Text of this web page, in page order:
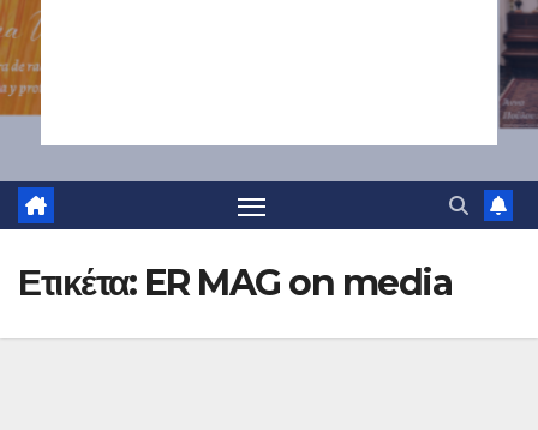
Ετικέτα: ER MAG on media